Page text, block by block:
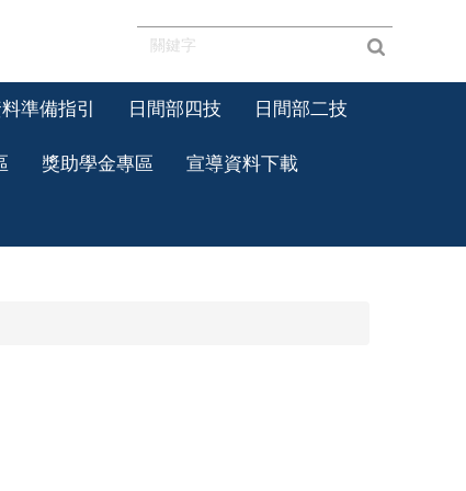
準備指引 日間部四技 日間部二技
獎助學金專區 宣導資料下載